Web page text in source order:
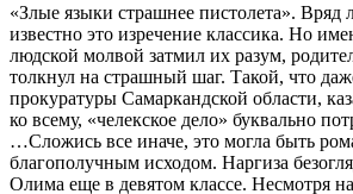
«Злые языки страшнее пистолета».
известно это изречение классика. Но
людской молвой затмил их разум,
толкнул на страшный шаг. Такой, что
прокуратуры Самаркандской области,
ко всему, «челекское дело» буквально
…Сложись все иначе, это могла быть
благополучным исходом. Наргиза
Олима еще в девятом классе. Несмотря